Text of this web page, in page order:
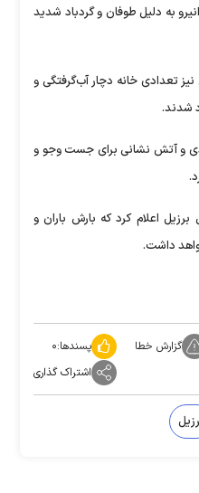
به دلیل طوفان و گردباد شدید
تعدادی خانه دچار آب‌گرفتگی و
و آتش نشانی برای جست وجو و
برزیل اعلام کرد که بارش‌ باران و
داشت.
گزارش خطا پسندها:۰
اشتراک گذاری